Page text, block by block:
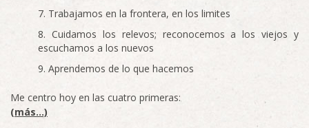
Trabajamos en la frontera, en los limites
Cuidamos los relevos; reconocemos a los viejos y
escuchamos a los nuevos
Aprendemos de lo que hacemos
Me centro hoy en las cuatro primeras:
(más…)